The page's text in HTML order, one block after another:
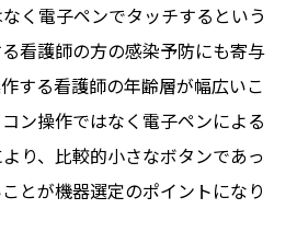
く電子ペンでタッチするという
看護師の方の感染予防にも寄与
する看護師の年齢層が幅広いこ
ン操作ではなく電子ペンによる
り、比較的小さなボタンであっ
とが機器選定のポイントになり